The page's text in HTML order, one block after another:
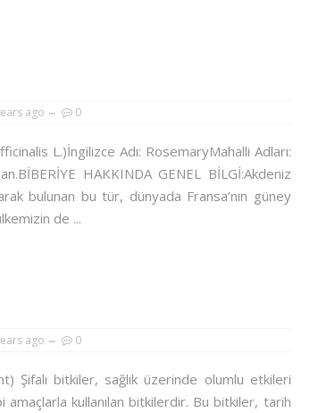
ago 0
L.)İngilizce Adı: RosemaryMahalli Adları:
HAKKINDA GENEL BİLGİ:Akdeniz
bulunan bu tür, dünyada Fransa’nın güney
de ...
ago 0
Şifalı bitkiler, sağlık üzerinde olumlu etkileri
amaçlarla kullanılan bitkilerdir. Bu bitkiler, tarih